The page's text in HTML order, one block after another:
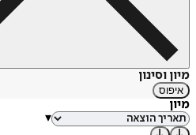
מיון וסינון
איפוס
מיון
▾